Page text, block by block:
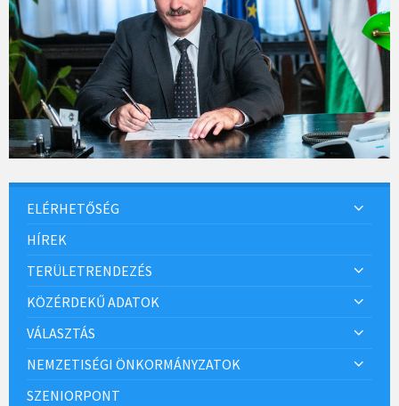
ELÉRHETŐSÉG
HÍREK
TERÜLETRENDEZÉS
KÖZÉRDEKŰ ADATOK
VÁLASZTÁS
NEMZETISÉGI ÖNKORMÁNYZATOK
SZENIORPONT